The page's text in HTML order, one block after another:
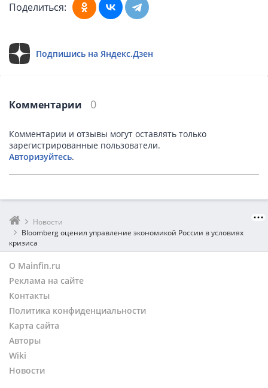
Поделиться:
Подпишись на Яндекс.Дзен
Комментарии 0
Комментарии и отзывы могут оставлять только
зарегистрированные пользователи.
Авторизуйтесь.
Новости
Bloomberg оценил управление экономикой России в условиях
кризиса
О Mainfin.ru
Реклама на сайте
Контакты
Политика конфиденциальности
Карта сайта
Авторы
Wiki
Новости